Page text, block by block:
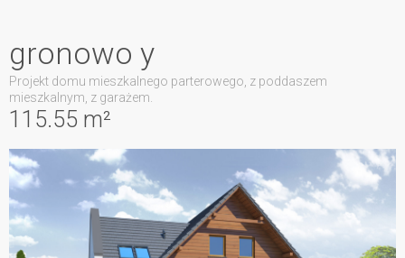
115.55 m²
gronowo y
Projekt domu mieszkalnego parterowego, z poddaszem
mieszkalnym, z garażem.